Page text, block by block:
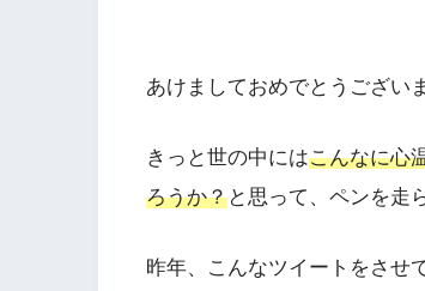
あけましておめでとうござい
きっと世の中にはこんなに心
ろうか？と思って、ペンを走
昨年、こんなツイートをさせ